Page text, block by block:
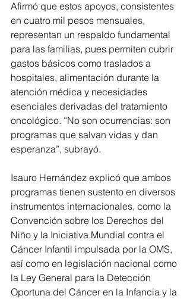
Afirmó que estos apoyos, consistentes
en cuatro mil pesos mensuales,
representan un respaldo fundamental
para las familias, pues permiten cubrir
gastos básicos como traslados a
hospitales, alimentación durante la
atención médica y necesidades
esenciales derivadas del tratamiento
oncológico. “No son ocurrencias: son
programas que salvan vidas y dan
esperanza”, subrayó.
Isauro Hernández explicó que ambos
programas tienen sustento en diversos
instrumentos internacionales, como la
Convención sobre los Derechos del
Niño y la Iniciativa Mundial contra el
Cáncer Infantil impulsada por la OMS,
así como en legislación nacional como
la Ley General para la Detección
Oportuna del Cáncer en la Infancia y la